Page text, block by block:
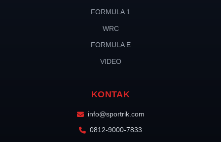
FORMULA 1
WRC
FORMULA E
VIDEO
KONTAK
info@sportrik.com
0812-9000-7833